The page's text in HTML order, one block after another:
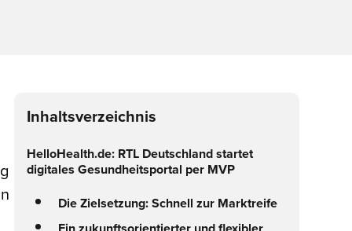
Inhaltsverzeichnis
HelloHealth.de: RTL Deutschland startet
digitales Gesundheitsportal per MVP
Die Zielsetzung: Schnell zur Marktreife